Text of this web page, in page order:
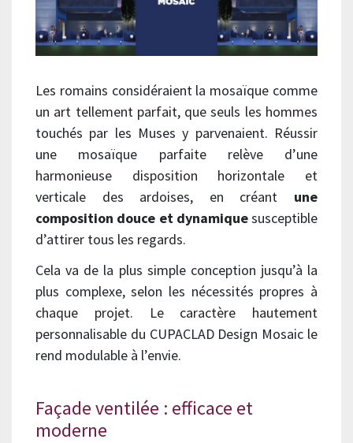
Les romains considéraient la mosaïque comme
un art tellement parfait, que seuls les hommes
touchés par les Muses y parvenaient. Réussir
une mosaïque parfaite relève d’une
harmonieuse disposition horizontale et
verticale des ardoises, en créant une
composition douce et dynamiquesusceptible
d’attirer tous les regards.
Cela va de la plus simple conception jusqu’à la
plus complexe, selon les nécessités propres à
chaque projet. Le caractère hautement
personnalisable du CUPACLAD Design Mosaic le
rend modulable à l’envie.
Façade ventilée : efficace et
moderne